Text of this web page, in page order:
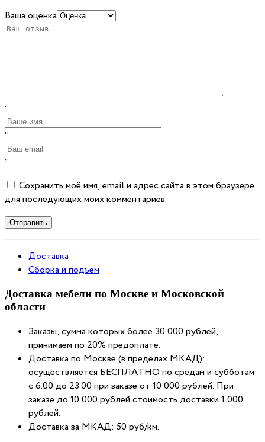
Ваша оценка
*
*
*
Сохранить моё имя, email и адрес сайта в этом браузере
для последующих моих комментариев.
Отправить
Доставка
Сборка и подъем
Доставка мебели по Москве и Московской
области
Заказы, сумма которых более 30 000 рублей,
принимаем по 20% предоплате.
Доставка по Москве (в пределах МКАД):
осуществляется БЕСПЛАТНО по средам и субботам
с 6.00 до 23.00 при заказе от 10 000 рублей. При
заказе до 10 000 рублей стоимость доставки 1 000
рублей.
Доставка за МКАД: 50 руб/км.